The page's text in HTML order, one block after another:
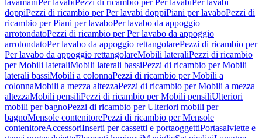
lavamaniPer lavabiPezzi di ricambio per Per lavabiPer lavabi
doppiPezzi di ricambio per Per lavabi doppiPiani per lavaboPezzi di
ricambio per Piani per lavaboPer lavabo da appoggio
arrotondatoPezzi di ricambio per Per lavabo da appoggio
arrotondatoPer lavabo da appoggio rettangolarePezzi di ricambio per
Per lavabo da appoggio rettangolareMobili lateraliPezzi di ricambio
per Mobili lateraliMobili laterali bassiPezzi di ricambio per Mobili
laterali bassiMobili a colonnaPezzi di ricambio per Mobili a
colonnaMobili a mezza altezzaPezzi di ricambio per Mobili a mezza
altezzaMobili pensiliPezzi di ricambio per Mobili pensiliUlteriori
mobili per bagnoPezzi di ricambio per Ulteriori mobili per
bagnoMensole contenitorePezzi di ricambio per Mensole
contenitoreAccessoriInserti per cassetti e portaoggettiPortasalviette e